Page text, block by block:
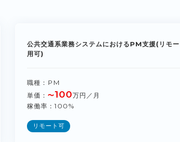
公共交通系業務システムにおけるPM支援(リモー
用可)
職種
PM
単価
〜100万円／月
稼働率
100%
リモート可